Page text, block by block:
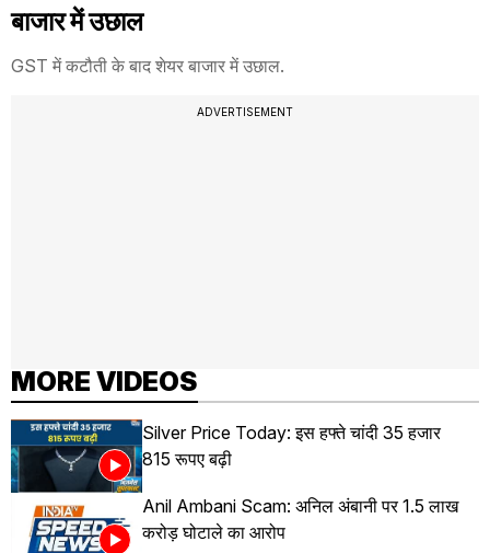
बाजार में उछाल
GST में कटौती के बाद शेयर बाजार में उछाल.
ADVERTISEMENT
MORE VIDEOS
Silver Price Today: इस हफ्ते चांदी 35 हजार
815 रूपए बढ़ी
Anil Ambani Scam: अनिल अंबानी पर 1.5 लाख
करोड़ घोटाले का आरोप